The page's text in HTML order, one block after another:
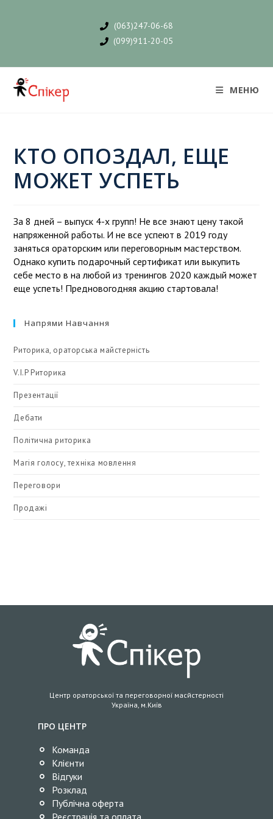
(063)247-06-68
(099)911-20-05
МЕНЮ
КТО ОПОЗДАЛ, ЕЩЕ
МОЖЕТ УСПЕТЬ
За 8 дней – выпуск 4-х групп! Не все знают цену такой
напряженной работы. И не все успеют в 2019 году
заняться ораторским или переговорным мастерством.
Однако купить подарочный сертификат или выкупить
себе место в на любой из тренингов 2020 каждый может
еще успеть! Предновогодняя акцию стартовала!
Напрями Навчання
Риторика, ораторська майстерність
V.I.P Риторика
Презентації
Дебати
Політична риторика
Магія голосу, техніка мовлення
Переговори
Продажі
Центр ораторської та переговорної масйстерності
Україна, м.Київ
ПРО ЦЕНТР
Команда
Клієнти
Відгуки
Розклад
Публічна оферта